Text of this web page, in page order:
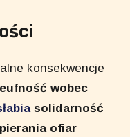
konsekwencje
wobec
solidarność
ofiar